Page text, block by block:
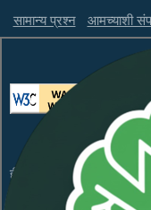
सामान्य प्रश्न आमच्याशी
ही वेबसाइट WCAG 2.1